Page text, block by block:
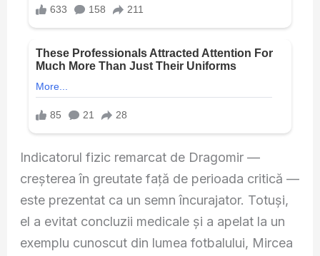
Indicatorul fizic remarcat de Dragomir —
creșterea în greutate față de perioada critică —
este prezentat ca un semn încurajator. Totuși,
el a evitat concluzii medicale și a apelat la un
exemplu cunoscut din lumea fotbalului, Mircea